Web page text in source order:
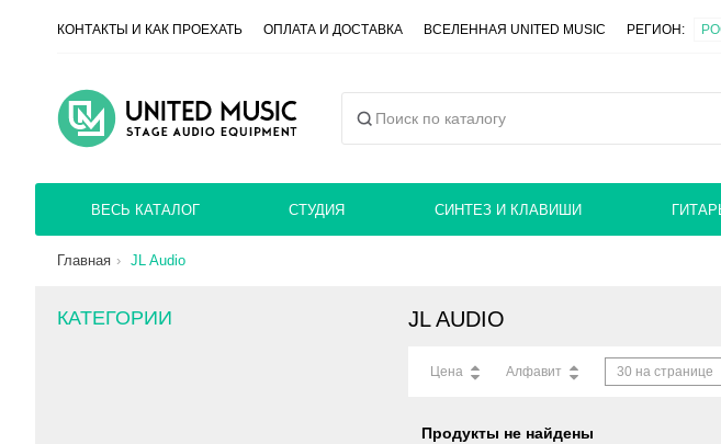
КОНТАКТЫ И КАК ПРОЕХАТЬ ОПЛАТА И ДОСТАВКА ВСЕЛЕННАЯ UNITED MUSIC РЕГИОН:
ВЕСЬ КАТАЛОГ СТУДИЯ СИНТЕЗ И КЛАВИШИ
Главная JL Audio
КАТЕГОРИИ JL AUDIO
Цена Алфавит 30 на странице
Продукты не найдены